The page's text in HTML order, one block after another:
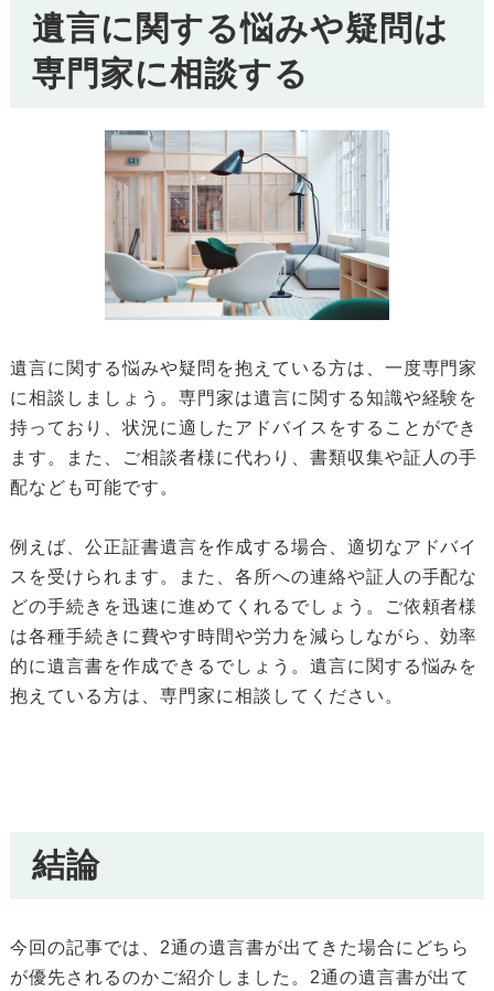
遺言に関する悩みや疑問は
専門家に相談する
遺言に関する悩みや疑問を抱えている方は、一度専門家
に相談しましょう。専門家は遺言に関する知識や経験を
持っており、状況に適したアドバイスをすることができ
ます。また、ご相談者様に代わり、書類収集や証人の手
配なども可能です。
例えば、公正証書遺言を作成する場合、適切なアドバイ
スを受けられます。また、各所への連絡や証人の手配な
どの手続きを迅速に進めてくれるでしょう。ご依頼者様
は各種手続きに費やす時間や労力を減らしながら、効率
的に遺言書を作成できるでしょう。遺言に関する悩みを
抱えている方は、専門家に相談してください。
結論
今回の記事では、2通の遺言書が出てきた場合にどちら
が優先されるのかご紹介しました。2通の遺言書が出て